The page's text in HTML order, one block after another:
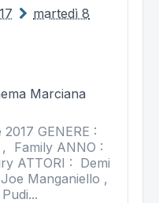
martedì 8
Marciana
GENERE :
Family ANNO :
ATTORI : Demi
Manganiello ,